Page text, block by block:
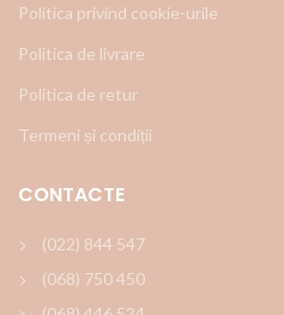
Politica privind cookie-urile
Politica de livrare
Politica de retur
Termeni și condiții
CONTACTE
(022) 844 547
(068) 750 450